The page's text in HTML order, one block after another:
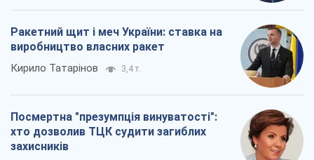
Ракетний щит і меч України: ставка на
виробництво власних ракет
Кирило Татарінов 3,4 т.
Посмертна "презумпція винуватості":
хто дозволив ТЦК судити загиблих
захисників